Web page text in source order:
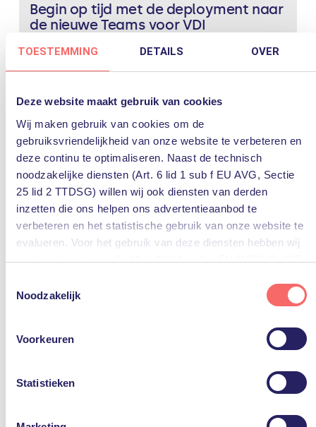
TOESTEMMING DETAILS OVER
Deze website maakt gebruik van cookies
Wij maken gebruik van cookies om de
gebruiksvriendelijkheid van onze website te verbeteren en
deze continu te optimaliseren. Naast de technisch
noodzakelijke diensten (Art. 6 lid 1 sub f EU AVG, Sectie
25 lid 2 TTDSG) willen wij ook diensten van derden
inzetten die ons helpen ons advertentieaanbod te
verbeteren en het statistische gebruik van onze website te
evalueren. Voor het gebruik van deze diensten hebben wij
uw toestemming nodig (Art. 6 lid 1 sub a EU-DSGVO, §25
U kunt deze toestemming eenvoudig geven door op “Alles
accepteren” te klikken. Indien u hiermee niet akkoord gaat,
kunt u het gebruik van niet-essentiële diensten
kunt u ook de voorkeuren voor individuele diensten
Noodzakelijk
Voorkeuren
Statistieken
Begin op tijd met de deployment naar
de nieuwe Teams voor VDI
Microsoft heeft onlangs de einddatum aangekondigd
service is 1 oktober 2024. Vanaf die datum krijgt u bij
verder
Digitale werkplek microsoft MS Teams
Persona’s: elke medewerker een
Wanneer u binnen uw organisatie een nieuwe digitale